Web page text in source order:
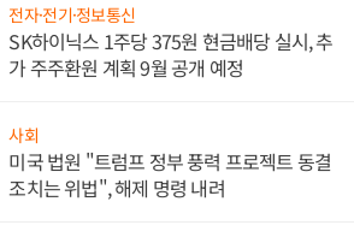
전자·전기·정보통신
SK하이닉스 1주당 375원 현금배당 실시, 추
가 주주환원 계획 9월 공개 예정
사회
미국 법원 "트럼프 정부 풍력 프로젝트 동결
조치는 위법", 해제 명령 내려